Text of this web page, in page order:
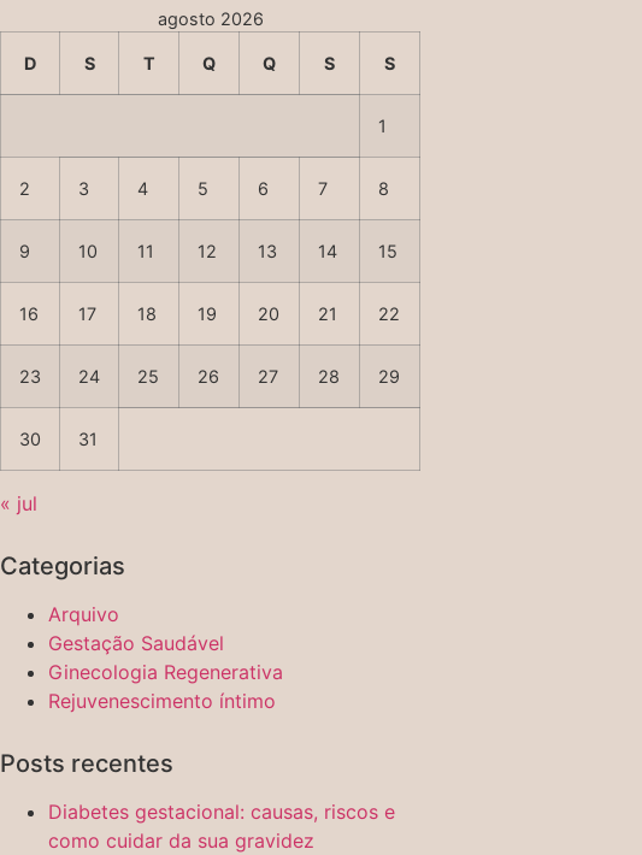
agosto 2026
D S T Q Q S S
1
2 3 4 5 6 7 8
9 10 11 12 13 14 15
16 17 18 19 20 21 22
23 24 25 26 27 28 29
30 31
« jul
Categorias
Arquivo
Gestação Saudável
Ginecologia Regenerativa
Rejuvenescimento íntimo
Posts recentes
Diabetes gestacional: causas, riscos e
como cuidar da sua gravidez